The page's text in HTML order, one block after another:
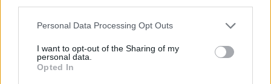
Personal Data Processing Opt Outs
I want to opt-out of the Sharing of my
personal data.
Opted In
domě ve Staré Huti na Dobříšsku. Explodovala v něm kyslíková lahev...